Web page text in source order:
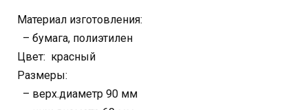
Материал изготовления:
– бумага, полиэтилен
Цвет: красный
Размеры:
– верх.диаметр 90 мм